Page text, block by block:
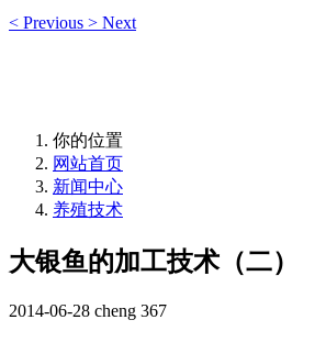
< Previous > Next
你的位置
网站首页
新闻中心
养殖技术
大银鱼的加工技术（二）
2014-06-28 cheng 367